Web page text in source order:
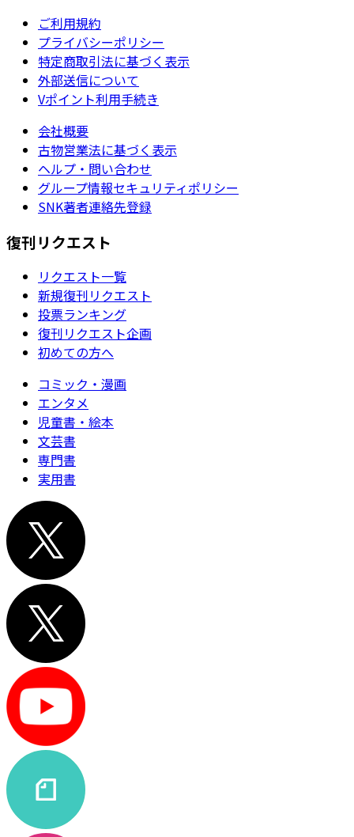
ご利用規約
プライバシーポリシー
特定商取引法に基づく表示
外部送信について
Vポイント利用手続き
会社概要
古物営業法に基づく表示
ヘルプ・問い合わせ
グループ情報セキュリティポリシー
SNK著者連絡先登録
復刊リクエスト
リクエスト一覧
新規復刊リクエスト
投票ランキング
復刊リクエスト企画
初めての方へ
コミック・漫画
エンタメ
児童書・絵本
文芸書
専門書
実用書